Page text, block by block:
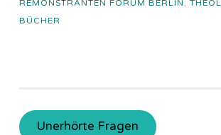
REMONSTRANTEN FORUM BERLIN,
BÜCHER
Unerhörte Fragen